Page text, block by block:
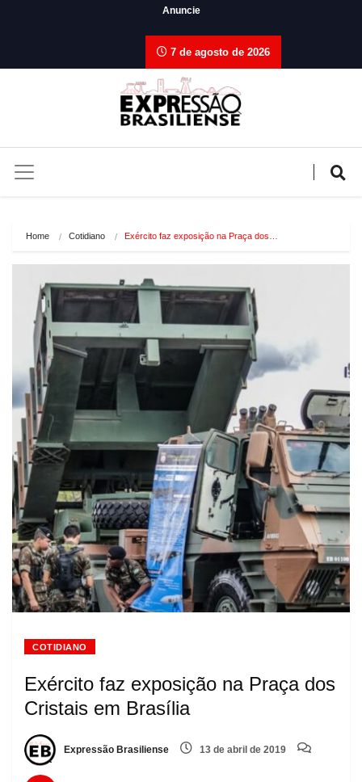
Anuncie
7 de agosto de 2026
Home Cotidiano Exército faz exposição na Praça dos…
COTIDIANO
Exército faz exposição na Praça dos
Cristais em Brasília
Expressão Brasiliense 13 de abril de 2019